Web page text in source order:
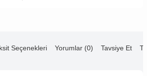
Seçenekleri Yorumlar (0) Tavsiye Et